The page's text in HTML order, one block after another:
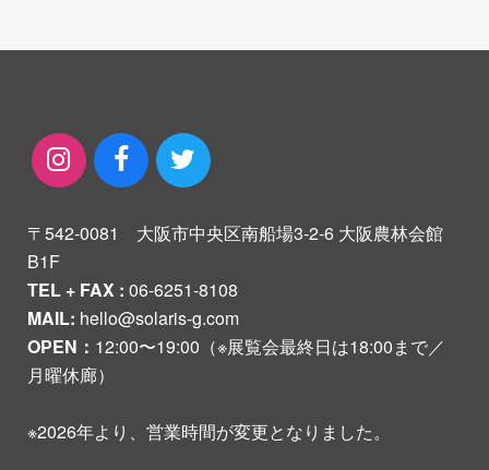
〒542-0081 大阪市中央区南船場3-2-6 大阪農林会館
B1F
TEL + FAX : 06-6251-8108
MAIL: hello@solaris-g.com
OPEN： 12:00〜19:00（※展覧会最終日は18:00まで／
月曜休廊）
※2026年より、営業時間が変更となりました。